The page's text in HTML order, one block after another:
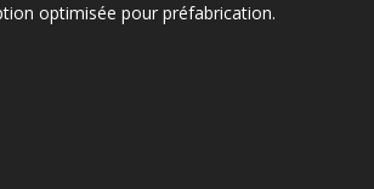
optimisée pour préfabrication.